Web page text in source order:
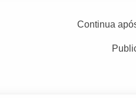
Continua